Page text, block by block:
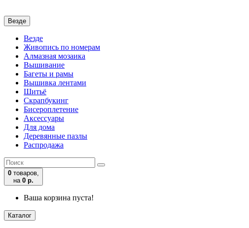
Везде
Везде
Живопись по номерам
Алмазная мозаика
Вышивание
Багеты и рамы
Вышивка лентами
Шитьё
Скрапбукинг
Бисероплетение
Аксессуары
Для дома
Деревянные пазлы
Распродажа
0 товаров,
на 0 р.
Ваша корзина пуста!
Каталог